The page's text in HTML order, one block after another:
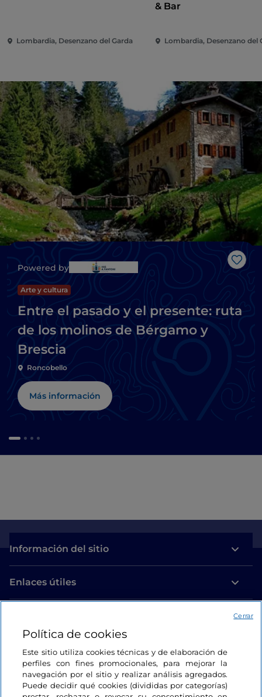
Lombardia, Desenzano del Garda
& Bar
Lombardia, Desenzano del
Me
Powered by
Arte y cultura
Entre el pasado y el presente: ruta
de los molinos de Bérgamo y
Brescia
Roncobello
Más información
Información del sitio
Enlaces útiles
Estamos en contacto
Política de cookies
Este sitio utiliza cookies técnicas y de elaboración de
perfiles con fines promocionales, para mejorar la
navegación por el sitio y realizar análisis agregados.
Puede decidir qué cookies (divididas por categorías)
Cerrar